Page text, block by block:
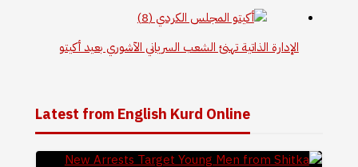
الإدارة الذاتية تهنئ الشعب السرياني الآشوري بعيد أكيتو
Latest from English Kurd Online